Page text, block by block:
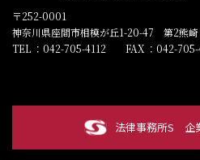
〒252-0001
神奈川県座間市相模が丘1-20-47 第2熊
TEL ：042-705-4112 FAX ：042-705-
法律事務所S 企